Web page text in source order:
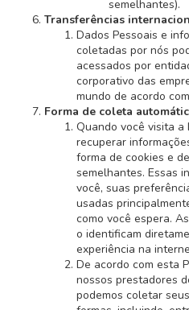
semelhantes).
Transferências
Dados Pessoais e
coletadas por nós
acessados por
corporativo das
mundo de acordo
Forma de coleta
Quando você visita a
recuperar
forma de cookies e
semelhantes. Essas
você, suas
usadas
como você espera.
o identificam
experiência na
De acordo com esta
nossos prestadores
podemos coletar